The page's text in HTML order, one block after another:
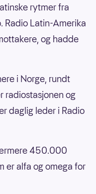
rytmer fra
Radio Latin-Amerika
og hadde
i Norge, rundt
radiostasjonen og
daglig leder i Radio
450.000
er alfa og omega for